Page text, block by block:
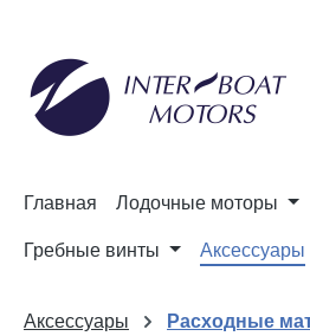
Главная Лодочные моторы
Гребные винты Аксессуары
Аксессуары Расходные